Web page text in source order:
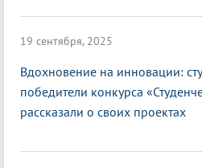
19 сентября, 2025
Вдохновение на инновации:
победители конкурса
рассказали о своих проектах